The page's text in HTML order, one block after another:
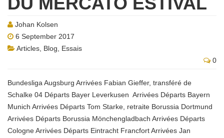
Johan Kolsen
6 September 2017
Articles Blog
Essais
0
Bundesliga Augsburg Arrivées Fabian Gieffer, transféré de
Schalke 04 Départs Bayer Leverkusen Arrivées Départs Bayern
Munich Arrivées Départs Tom Starke, retraite Borussia Dortmund
Arrivées Départs Borussia Mönchengladbach Arrivées Départs
Cologne Arrivées Départs Eintracht Francfort Arrivées Jan